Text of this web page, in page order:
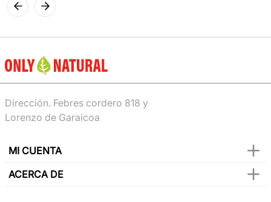
Dirección. Febres cordero 818 y
Lorenzo de Garaicoa
MI CUENTA
ACERCA DE